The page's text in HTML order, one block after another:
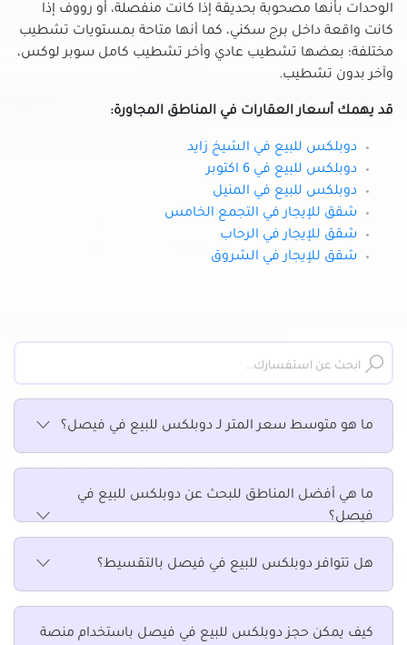
الوحدات بأنها مصحوبة بحديقة إذا كانت منفصلة، أو رووف إذا
كانت واقعة داخل برج سكني، كما أنها متاحة بمستويات تشطيب
مختلفة؛ بعضها تشطيب عادي وأخر تشطيب كامل سوبر لوكس،
وآخر بدون تشطيب.
قد يهمك أسعار العقارات في المناطق المجاورة:
دوبلكس للبيع في الشيخ زايد
دوبلكس للبيع في 6 اكتوبر
دوبلكس للبيع في المنيل
شقق للإيجار في التجمع الخامس
شقق للإيجار في الرحاب
شقق للإيجار في الشروق
ما هو متوسط سعر المتر لـ دوبلكس للبيع في فيصل؟
ما هي أفضل المناطق للبحث عن دوبلكس للبيع في
فيصل؟
هل تتوافر دوبلكس للبيع في فيصل بالتقسيط؟
كيف يمكن حجز دوبلكس للبيع في فيصل باستخدام منصة